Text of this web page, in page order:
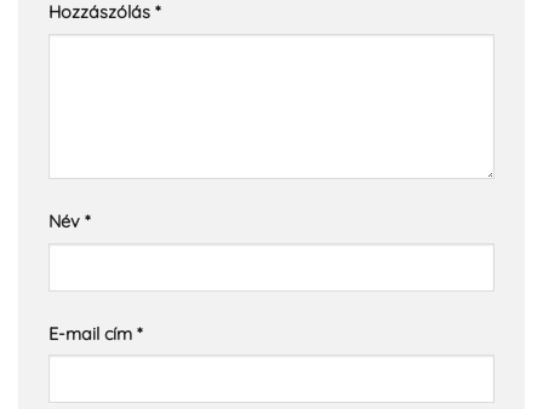
Hozzászólás *
Név *
E-mail cím *